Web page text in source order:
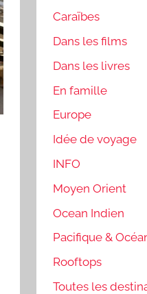
Caraïbes
Dans les films
Dans les livres
En famille
Europe
Idée de voyage
INFO
Moyen Orient
Ocean Indien
Pacifique &
Rooftops
Toutes les